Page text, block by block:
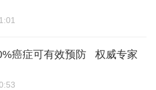
癌症可有效预防 权威专家